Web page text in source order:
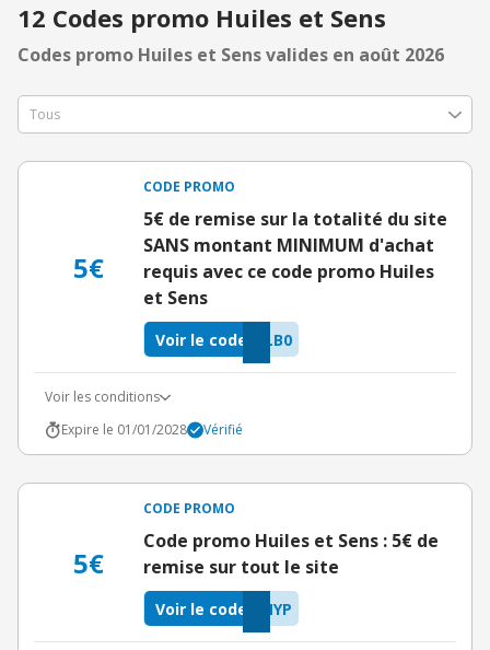
12 Codes promo Huiles et Sens
Codes promo Huiles et Sens valides en août 2026
5€
CODE PROMO
5€ de remise sur la totalité du site
SANS montant MINIMUM d'achat
requis avec ce code promo Huiles
et Sens
LB0
Voir le code
Voir les conditions
Expire le 01/01/2028
Vérifié
5€
CODE PROMO
Code promo Huiles et Sens : 5€ de
remise sur tout le site
NYP
Voir le code